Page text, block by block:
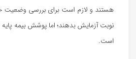
هستند و لازم است برای بررسی وضعیت
نوبت آزمایش بدهند؛ اما پوشش بیمه
است.